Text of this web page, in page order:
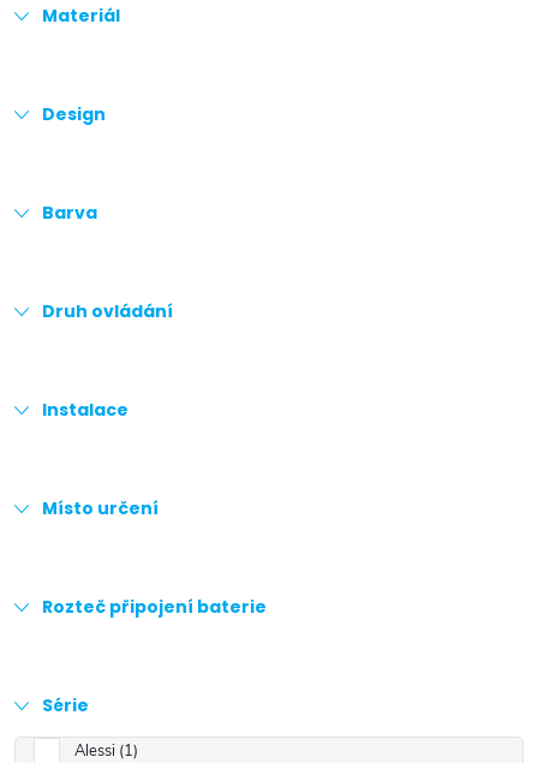
Materiál
Design
Barva
Druh ovládání
Instalace
Místo určení
Rozteč připojení baterie
Série
Alessi 1